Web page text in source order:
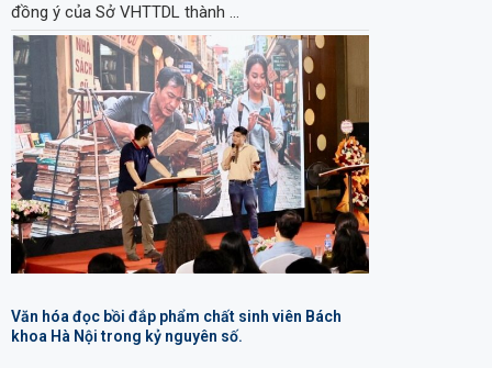
đồng ý của Sở VHTTDL thành …
Văn hóa đọc bồi đắp phẩm chất sinh viên Bách
khoa Hà Nội trong kỷ nguyên số.